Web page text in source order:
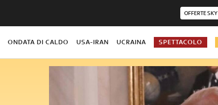
OFFERTE SKY
ONDATA DI CALDO USA-IRAN UCRAINA SPETTACOLO